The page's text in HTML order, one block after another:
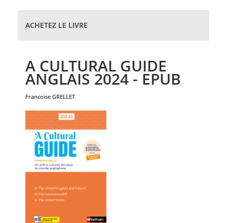
ACHETEZ LE LIVRE
A CULTURAL GUIDE
ANGLAIS 2024 - EPUB
francoise GRELLET